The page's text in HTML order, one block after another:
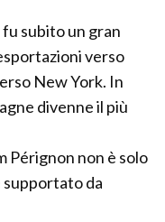
fu subito un gran
verso
New York. In
divenne il più
Pérignon non è solo
supportato da